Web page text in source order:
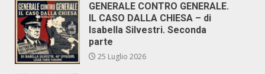
GENERALE CONTRO GENERALE.
IL CASO DALLA CHIESA – di
Isabella Silvestri. Seconda
parte
25 Luglio 2026